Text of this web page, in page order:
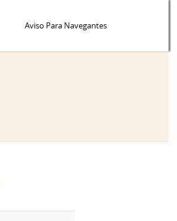
Aviso Para Navegantes